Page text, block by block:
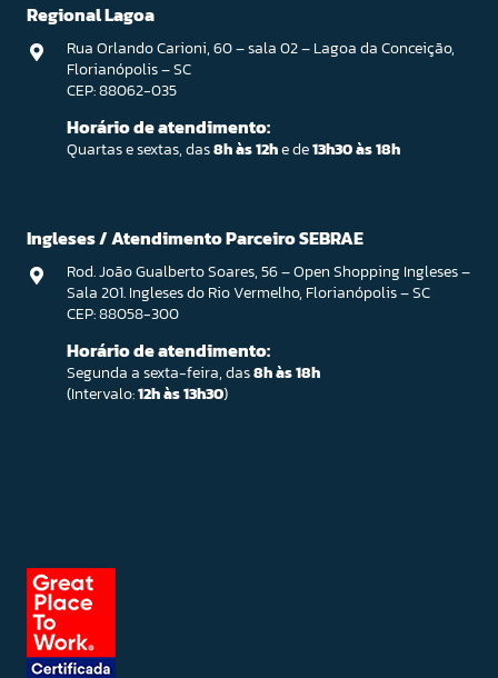
Regional Lagoa
Rua Orlando Carioni, 60 – sala 02 – Lagoa da Conceição,
Florianópolis – SC
CEP: 88062-035
Horário de atendimento:
Quartas e sextas, das8h às 12he de13h30 às 18h
Ingleses / Atendimento Parceiro SEBRAE
Rod. João Gualberto Soares, 56 – Open Shopping Ingleses –
Sala 201. Ingleses do Rio Vermelho, Florianópolis – SC
CEP: 88058-300
Horário de atendimento:
Segunda a sexta-feira, das8h às 18h
(Intervalo:12h às 13h30)